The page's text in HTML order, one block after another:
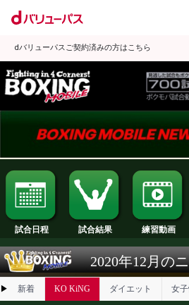
dバリューパスご契約済みの方はこちら
試合日程 試合結果 練